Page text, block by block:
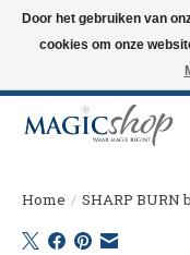
Altijd de nieuwste trucs op
Langskomen in onze
Home / SHARP BURN
Door het gebruiken van
cookies om onze